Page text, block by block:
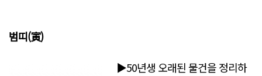
범띠(寅)
▶50년생 오래된 물건을 정리하